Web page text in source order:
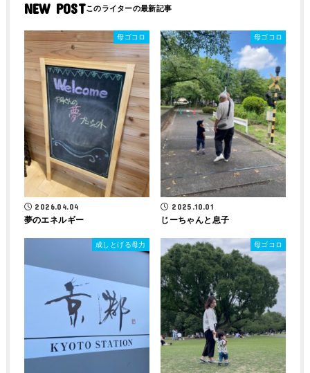
NEW POST
母ゴコロ
2026.04.04
夢のエネルギー
母ゴコロ
2025.10.01
じーちゃんと息子
成しとげる母力 母ゴコロ